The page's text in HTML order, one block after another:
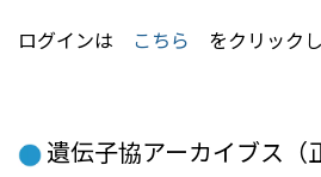
ログインは こちら をクリック
遺伝子協アーカイブス（